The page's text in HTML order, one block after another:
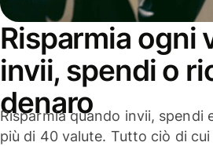
Risparmia ogni
invii, spendi o
denaro
Risparmia quando invii, spendi
più di 40 valute. Tutto ciò di